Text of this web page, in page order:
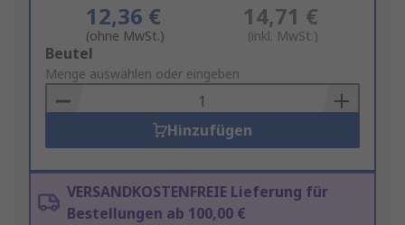
12,36 €
(ohne MwSt.)
14,71 €
(inkl. MwSt.)
Add
to
Basket
Beutel
Menge auswählen oder eingeben
Hinzufügen
VERSANDKOSTENFREIE Lieferung für
Bestellungen ab 100,00 €